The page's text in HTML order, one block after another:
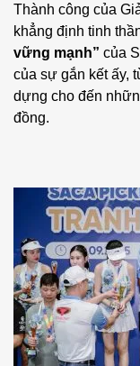
Thành công của
khẳng định tinh
vững mạnh” của
của sự gắn kết ấy,
dựng cho đến
đồng.